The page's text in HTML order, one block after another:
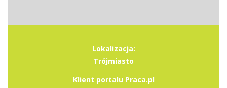
Lokalizacja:
Trójmiasto
Klient portalu Praca.pl